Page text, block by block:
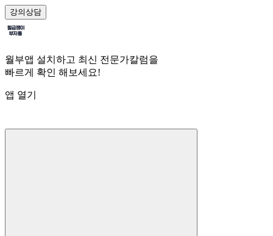
강의상담
월부앱 설치하고 최신 전문가칼럼을
빠르게 확인 해보세요!
앱 열기